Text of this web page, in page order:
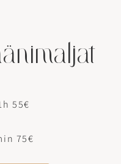
55€
75€